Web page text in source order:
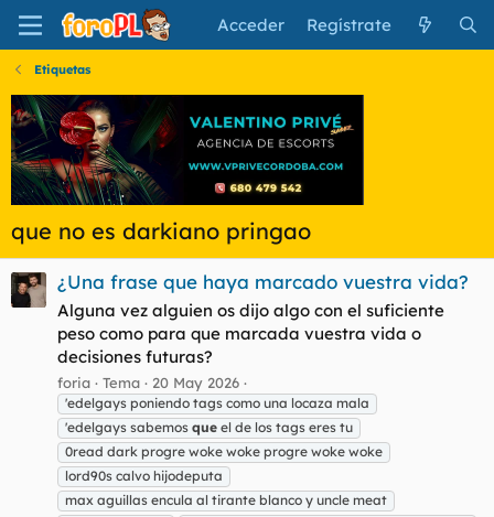
Acceder Regístrate
Etiquetas
que no es darkiano pringao
¿Una frase que haya marcado vuestra vida?
Alguna vez alguien os dijo algo con el suficiente
peso como para que marcada vuestra vida o
decisiones futuras?
foria Tema 20 May 2026
'edelgays poniendo tags como una locaza mala
'edelgays sabemos que el de los tags eres tu
0read dark progre woke woke progre woke woke
lord90s calvo hijodeputa
max aguillas encula al tirante blanco y uncle meat